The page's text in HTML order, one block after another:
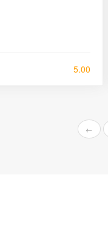
5.00
←